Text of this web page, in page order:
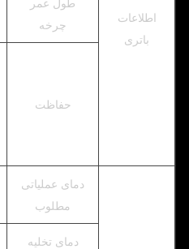
اطلاعات
باتری
طول عمر
چرخه
حفاظت
دمای عملیاتی
مطلوب
دمای تخلیه